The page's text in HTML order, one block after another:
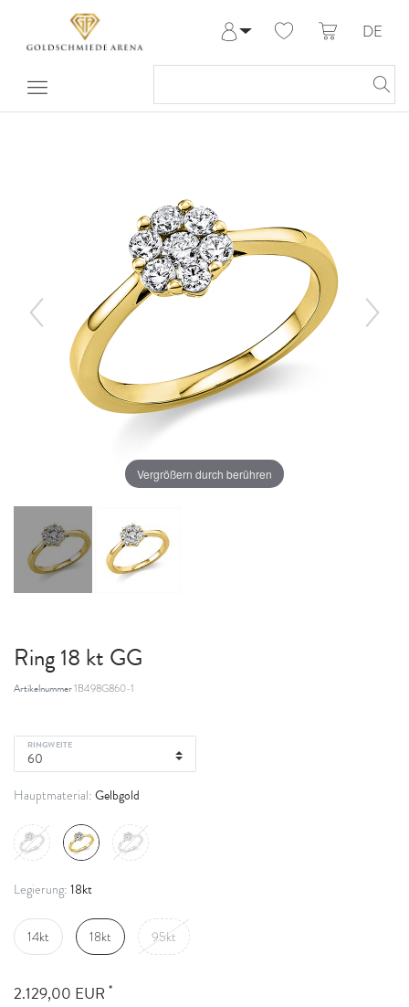
Meine Bestellungen
DE
Vergrößern durch berühren
Ring 18 kt GG
Artikelnummer1B498G860-1
RINGWEITE
Hauptmaterial: Gelbgold
Legierung: 18kt
14kt 18kt 95kt
2.129,00 EUR *